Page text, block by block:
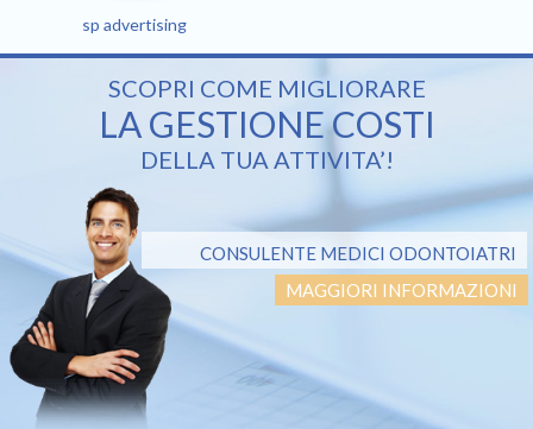
sp advertising
SCOPRI COME MIGLIORARE
LA GESTIONE COSTI
DELLA TUA ATTIVITA’!
CONSULENTE MEDICI ODONTOIATRI
MAGGIORI INFORMAZIONI